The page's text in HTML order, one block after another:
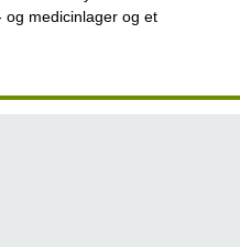
medicinlager og et